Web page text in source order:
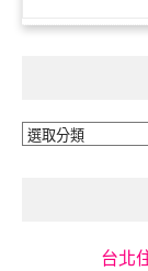
旅
台北